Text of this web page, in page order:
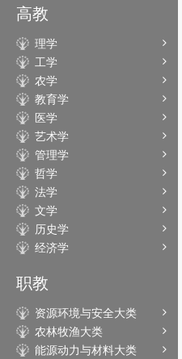
高教
理学
工学
农学
教育学
医学
艺术学
管理学
哲学
法学
文学
历史学
经济学
职教
资源环境与安全大类
农林牧渔大类
能源动力与材料大类